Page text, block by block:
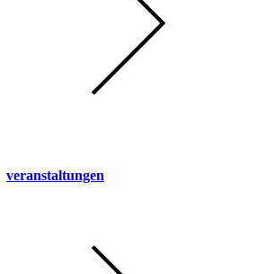
veranstaltungen